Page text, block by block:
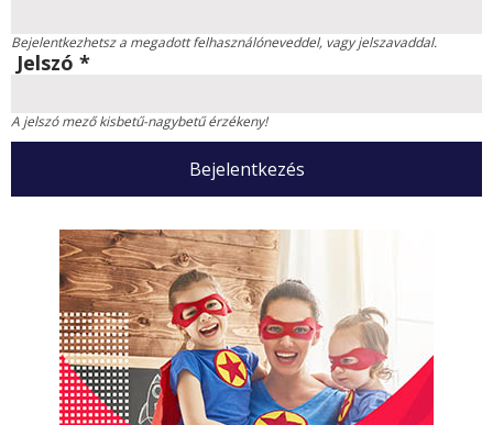
Bejelentkezhetsz a megadott felhasználóneveddel, vagy jelszavaddal.
Jelszó *
A jelszó mező kisbetű-nagybetű érzékeny!